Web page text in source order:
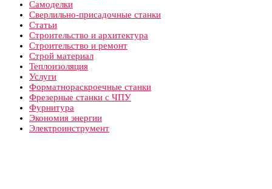
Самоделки
Сверлильно-присадочные станки
Статьи
Строительство и архитектура
Строительство и ремонт
Строй материал
Теплоизоляция
Услуги
Форматнораскроечные станки
Фрезерные станки с ЧПУ
Фурнитура
Экономия энергии
Электроинструмент